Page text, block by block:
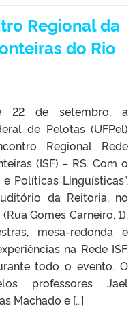
Regional da
do Rio
22 de setembro, a
de Pelotas (UFPel)
Regional Rede
(ISF) – RS. Com o
Políticas Linguísticas”,
da Reitoria, no
Gomes Carneiro, 1).
mesa-redonda e
na Rede ISF.
todo o evento. O
professores Jael
Machado e […]